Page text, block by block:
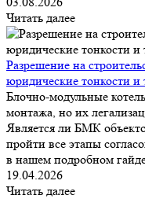
Читать далее
Разрешение на
юридические тонкости и
Блочно-модульные
монтажа, но их
Является ли БМК
пройти все этапы
в нашем подробном
19.04.2026
Читать далее